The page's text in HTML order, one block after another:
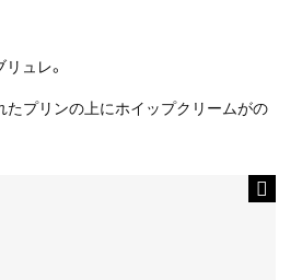
ュレ。
プリンの上にホイップクリームがの